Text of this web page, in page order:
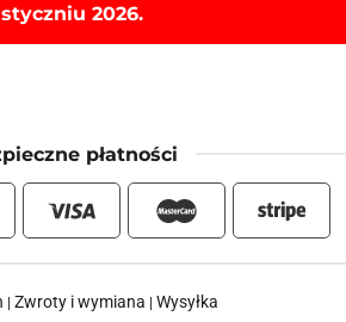
styczniu 2026.
płatności
| Zwroty i wymiana | Wysyłka